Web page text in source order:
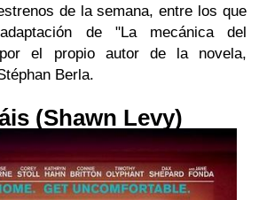
de la semana, entre los que
de "La mecánica del
el propio autor de la novela,
Berla.
(Shawn Levy)